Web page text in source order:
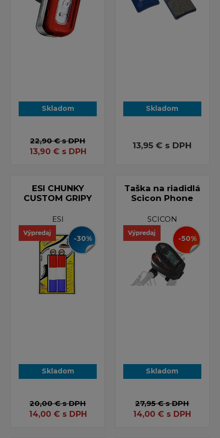
Skladom
22,90 €s DPH
13,90€ s DPH
Skladom
13,95 € s DPH
ESI CHUNKY
CUSTOM GRIPY
ESI
-30%
Skladom
20,00 €s DPH
14,00€ s DPH
Taška na riadidlá
Scicon Phone
SCICON
-50%
Skladom
27,95 €s DPH
14,00 € s DPH